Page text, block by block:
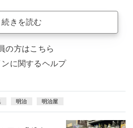
続きを読む
の方はこちら
ンに関するヘルプ
明治 明治屋